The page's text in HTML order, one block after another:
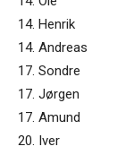
14. Henrik
14. Andreas
17. Sondre
17. Jørgen
17. Amund
20. Iver